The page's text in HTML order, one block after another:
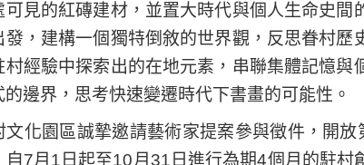
可見的紅磚建材，並置大時代與個人生命史
發，建構一個獨特倒敘的世界觀，反思眷村歷
村經驗中探索出的在地元素，串聯集體記憶
的邊界，思考快速變遷時代下書畫的可能性。
文化園區誠摯邀請藝術家提案參與徵件，開
自7月1日起至10月31日進行為期4個月的駐村